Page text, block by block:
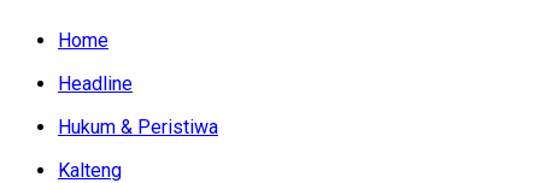
Home
Headline
Hukum & Peristiwa
Kalteng